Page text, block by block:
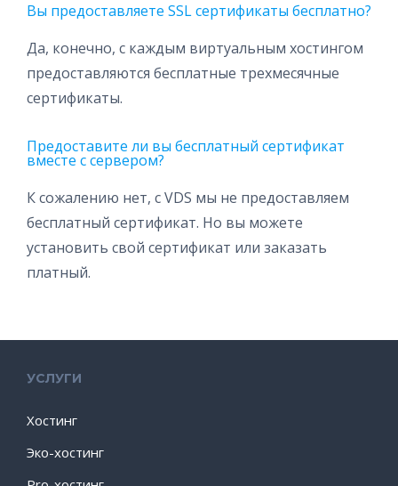
Вы предоставляете SSL сертификаты бесплатно?
Да, конечно, с каждым виртуальным хостингом
предоставляются бесплатные трехмесячные
сертификаты.
Предоставите ли вы бесплатный сертификат
вместе с сервером?
К сожалению нет, с VDS мы не предоставляем
бесплатный сертификат. Но вы можете
установить свой сертификат или заказать
платный.
УСЛУГИ
Хостинг
Эко-хостинг